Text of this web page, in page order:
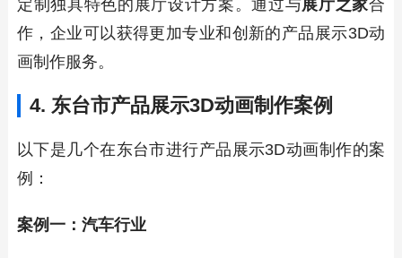
定制独具特色的展厅设计方案。通过与展厅之家合
作，企业可以获得更加专业和创新的产品展示3D动
画制作服务。
4. 东台市产品展示3D动画制作案例
以下是几个在东台市进行产品展示3D动画制作的案
例：
案例一：汽车行业